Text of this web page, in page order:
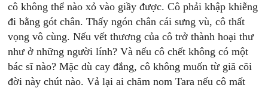
cô không thể nào xỏ vào giầy được. Cô phải khập khiễng
đi bằng gót chân. Thấy ngón chân cái sưng vù, cô thất
vọng vô cùng. Nếu vết thương của cô trở thành hoại thư
như ở những người lính? Và nếu cô chết không có một
bác sĩ nào? Mặc dù cay đắng, cô không muốn từ giã cõi
đời này chút nào. Vả lại ai chăm nom Tara nếu cô mất